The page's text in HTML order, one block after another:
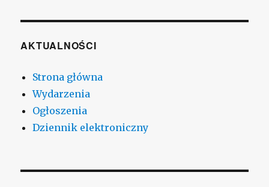
AKTUALNOŚCI
Strona główna
Wydarzenia
Ogłoszenia
Dziennik elektroniczny